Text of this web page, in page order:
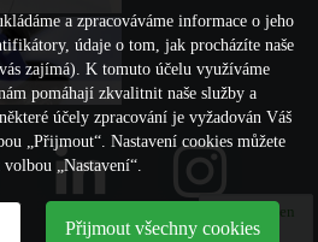
Vergleichen
0
a zpracováváme informace o jeho
údaje o tom, jak procházíte naše
zajímá). K tomuto účelu využíváme
pomáhají zkvalitnit naše služby a
účely zpracování je vyžadován Váš
„Přijmout“. Nastavení cookies můžete
„Nastavení“.
Přijmout všechny cookies